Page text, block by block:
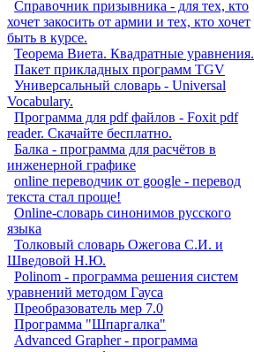
Справочник призывника - для тех, кто
хочет закосить от армии и тех, кто хочет
быть в курсе.
Теорема Виета. Квадратные уравнения.
Пакет прикладных программ TGV
Универсальный словарь - Universal
Vocabulary.
Программа для pdf файлов - Foxit pdf
reader. Скачайте бесплатно.
Балка - программа для расчётов в
инженерной графике
online переводчик от google - перевод
текста стал проще!
Online-словарь синонимов русского
языка
Толковый словарь Ожегова С.И. и
Шведовой Н.Ю.
Polinom - программа решения систем
уравнений методом Гауса
Преобразователь мер 7.0
Программа "Шпаргалка"
Advanced Grapher - программа